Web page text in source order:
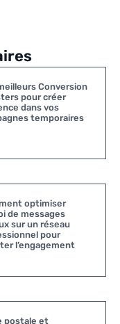
Conversion
pour créer
dans vos
temporaires
optimiser
de messages
sur un réseau
pour
l’engagement
postale et